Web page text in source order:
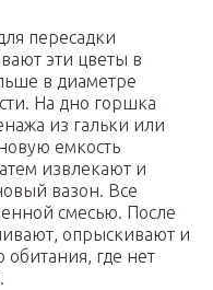
пересадки
эти цветы в
в диаметре
На дно горшка
из гальки или
емкость
извлекают и
вазон. Все
смесью. После
опрыскивают и
обитания, где нет